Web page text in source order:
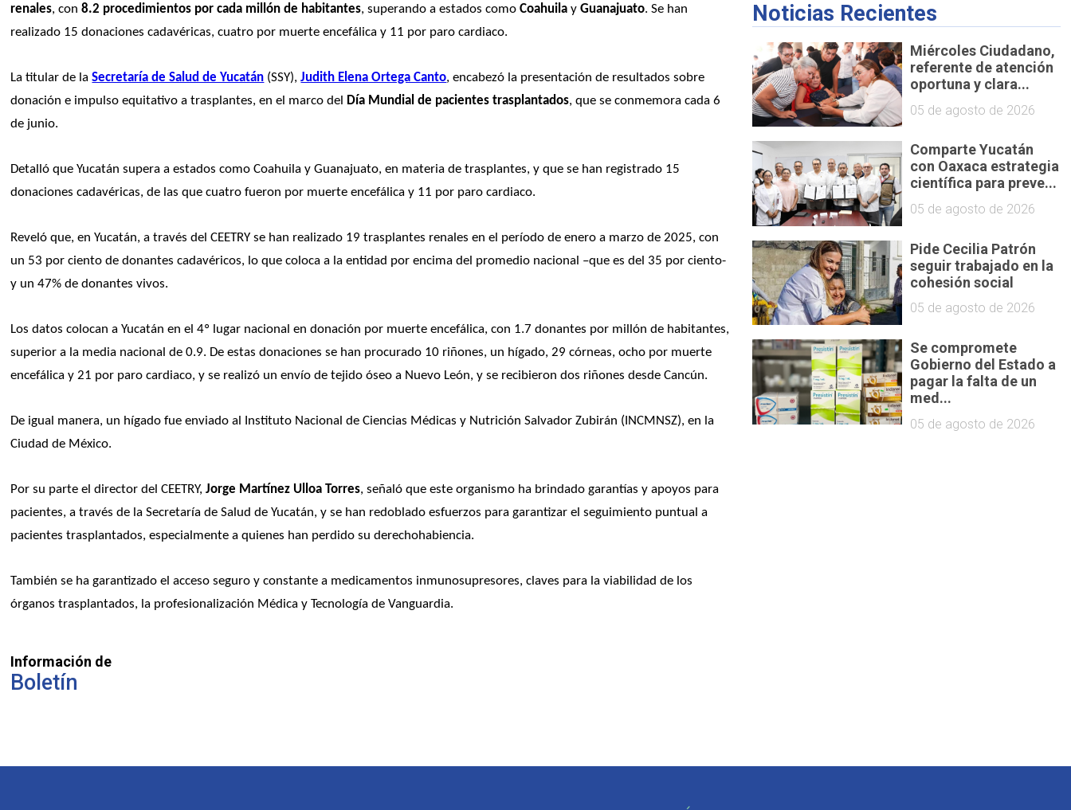
renales, con 8.2 procedimientos por cada millón de habitantes, superando a estados como Coahuila y Guanajuato. Se han
realizado 15 donaciones cadavéricas, cuatro por muerte encefálica y 11 por paro cardiaco.
La titular de la Secretaría de Salud de Yucatán (SSY), Judith Elena Ortega Canto, encabezó la presentación de resultados sobre
donación e impulso equitativo a trasplantes, en el marco del
Día Mundial de pacientes trasplantados, que se conmemora cada 6
de junio.
Detalló que Yucatán supera a estados como Coahuila y Guanajuato, en materia de trasplantes, y que se han registrado 15
donaciones cadavéricas, de las que cuatro fueron por muerte encefálica y 11 por paro cardiaco.
Reveló que, en Yucatán, a través del CEETRY se han realizado 19 trasplantes renales en el período de enero a marzo de 2025, con
un 53 por ciento de donantes cadavéricos, lo que coloca a la entidad por encima del promedio nacional –que es del 35 por ciento-
y un 47% de donantes vivos.
Los datos colocan a Yucatán en el 4º lugar nacional en donación por muerte encefálica, con 1.7 donantes por millón de habitantes,
superior a la media nacional de 0.9. De estas donaciones se han procurado 10 riñones, un hígado, 29 córneas, ocho por muerte
encefálica y 21 por paro cardiaco, y se realizó un envío de tejido óseo a Nuevo León, y se recibieron dos riñones desde Cancún.
De igual manera, un hígado fue enviado al Instituto Nacional de Ciencias Médicas y Nutrición Salvador Zubirán (INCMNSZ), en la
Ciudad de México.
Por su parte el director del CEETRY, Jorge Martínez Ulloa Torres, señaló que este organismo ha brindado garantías y apoyos para
pacientes, a través de la Secretaría de Salud de Yucatán, y se han redoblado esfuerzos para garantizar el seguimiento puntual a
pacientes trasplantados, especialmente a quienes han perdido su derechohabiencia.
También se ha garantizado el acceso seguro y constante a medicamentos inmunosupresores, claves para la viabilidad de los
órganos trasplantados, la profesionalización Médica y Tecnología de Vanguardia.
Información de
Boletín
Noticias Recientes
Miércoles Ciudadano,
referente de atención
oportuna y clara...
05 de agosto de 2026
Comparte Yucatán
con Oaxaca estrategia
científica para preve...
05 de agosto de 2026
Pide Cecilia Patrón
seguir trabajado en la
cohesión social
05 de agosto de 2026
Se compromete
Gobierno del Estado a
pagar la falta de un
med...
05 de agosto de 2026